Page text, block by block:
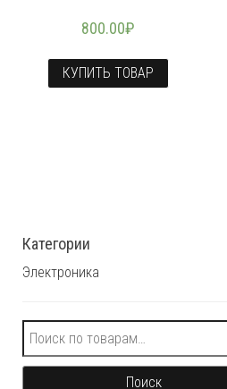
800.00₽
КУПИТЬ ТОВАР
Категории
Электроника
Искать:
Поиск